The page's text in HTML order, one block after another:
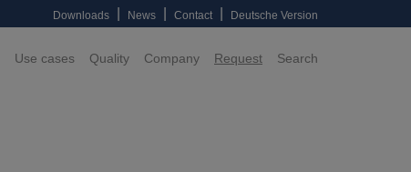
Downloads News Contact Deutsche Version
Use cases Quality Company Request Search